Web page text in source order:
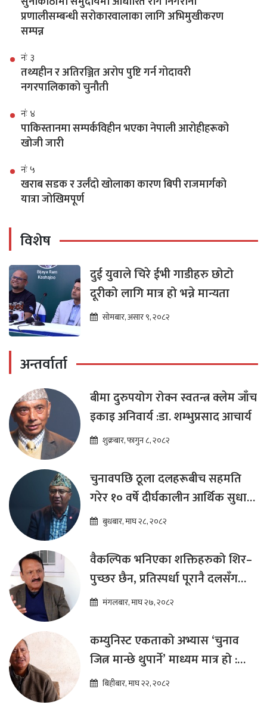
प्रणालीसम्बन्धी सरोकारवालाका लागि अभिमुखीकरण
सम्पन्न
नंः ३
तथ्यहीन र अतिरञ्जित अरोप पुष्टि गर्न गोदावरी
नगरपालिकाको चुनौती
नंः ४
पाकिस्तानमा सम्पर्कविहीन भएका नेपाली आरोहीहरूको
खोजी जारी
नंः ५
खराब सडक र उर्लँदो खोलाका कारण बिपी राजमार्गको
यात्रा जोखिमपूर्ण
विशेष
दुई युवाले चिरे ईभी गाडीहरु छोटो
दूरीको लागि मात्र हो भन्ने मान्यता
सोमबार, असार ९, २०८२
अन्तर्वार्ता
बीमा दुरुपयोग रोक्न स्वतन्त्र क्लेम जाँच
इकाइ अनिवार्य :डा. शम्भुप्रसाद आचार्य
शुक्रबार, फागुन ८, २०८२
चुनावपछि ठूला दलहरूबीच सहमति
गरेर १० वर्षे दीर्घकालीन आर्थिक सुधार
कार्यक्रम ल्याउनुपर्छ : हेमराज ढकाल
बुधबार, माघ २८, २०८२
वैकल्पिक भनिएका शक्तिहरुको शिर–
पुच्छर छैन, प्रतिस्पर्धा पूरानै दलसँग
हुन्छ : डा.प्रकाश शरण महत
मंगलबार, माघ २७, २०८२
कम्युनिस्ट एकताको अभ्यास ‘चुनाव
जित्न मान्छे थुपार्ने’ माध्यम मात्र हो :
विप्लव
बिहीबार, माघ २२, २०८२